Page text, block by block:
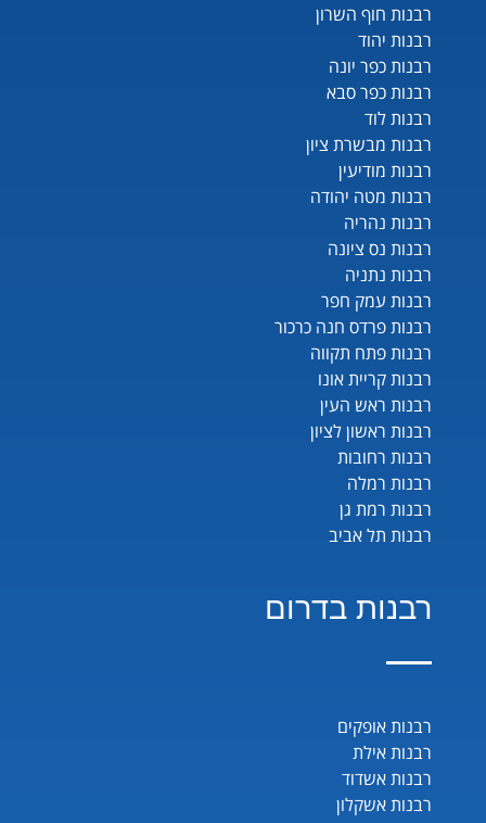
רבנות חוף השרון
רבנות יהוד
רבנות כפר יונה
רבנות כפר סבא
רבנות לוד
רבנות מבשרת ציון
רבנות מודיעין
רבנות מטה יהודה
רבנות נהריה
רבנות נס ציונה
רבנות נתניה
רבנות עמק חפר
רבנות פרדס חנה כרכור
רבנות פתח תקווה
רבנות קריית אונו
רבנות ראש העין
רבנות ראשון לציון
רבנות רחובות
רבנות רמלה
רבנות רמת גן
רבנות תל אביב
רבנות בדרום
רבנות אופקים
רבנות אילת
רבנות אשדוד
רבנות אשקלון